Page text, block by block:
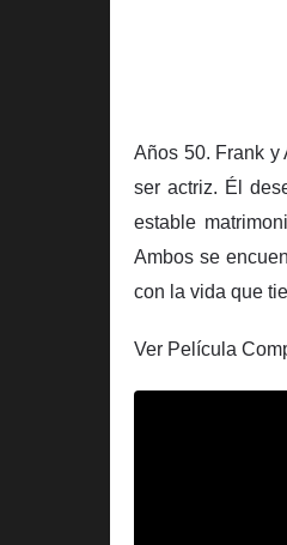
Años 50. Frank y
ser actriz. Él
estable
Ambos se
con la vida que
Ver Película